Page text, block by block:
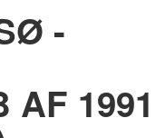
-
AF 1991